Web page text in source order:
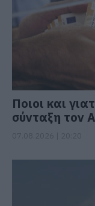
Ποιοι και
σύνταξη τον